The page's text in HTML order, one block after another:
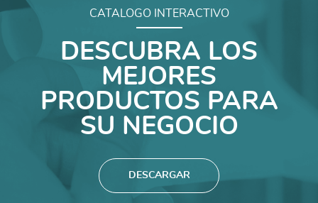
CATALOGO INTERACTIVO
DESCUBRA LOS
MEJORES
PRODUCTOS PARA
SU NEGOCIO
DESCARGAR